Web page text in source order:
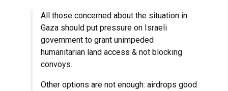
All those concerned about the situation in
Gaza should put pressure on Israeli
government to grant unimpeded
humanitarian land access & not blocking
convoys.
Other options are not enough: airdrops good